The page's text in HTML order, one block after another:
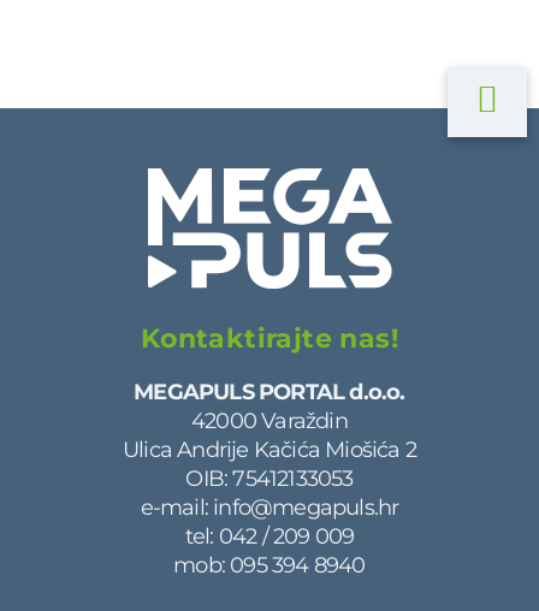
Kontaktirajte nas!
MEGAPULS PORTAL d.o.o.
42000 Varaždin
Ulica Andrije Kačića Miošića 2
OIB: 75412133053
e-mail: info@megapuls.hr
tel: 042 / 209 009
mob: 095 394 8940